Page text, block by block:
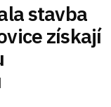
stavba
získají